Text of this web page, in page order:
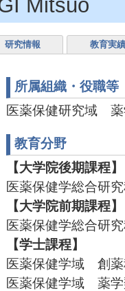
Mitsuo
研究情報 教育実績
所属組織・役職等
医薬保健研究域 薬
教育分野
【大学院後期課程】
医薬保健学総合研
【大学院前期課程】
医薬保健学総合研
【学士課程】
医薬保健学域 創薬
医薬保健学域 薬